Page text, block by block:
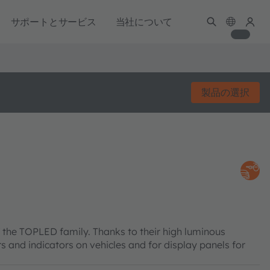
サポートとサービス 当社について
製品の選択
TOPLED family. Thanks to their high luminous
and indicators on vehicles and for display panels for